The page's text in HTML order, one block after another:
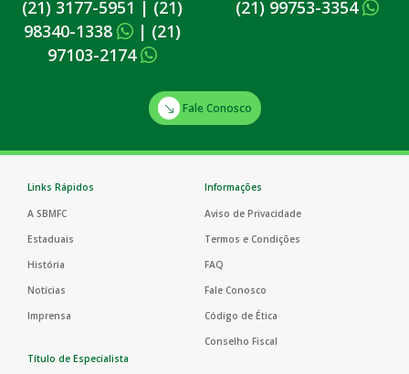
(21) 3177-5951 | (21)
98340-1338
| (21)
97103-2174
(21) 99753-3354
Fale Conosco
Links Rápidos
A SBMFC
Estaduais
História
Notícias
Imprensa
Informações
Aviso de Privacidade
Termos e Condições
FAQ
Fale Conosco
Código de Ética
Conselho Fiscal
Título de Especialista